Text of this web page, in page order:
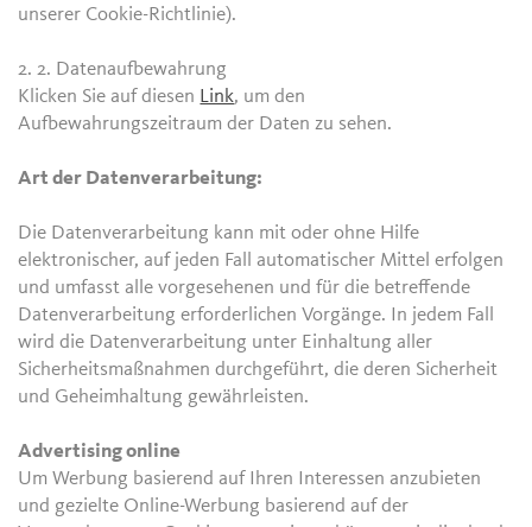
unserer Cookie-Richtlinie).
2. 2. Datenaufbewahrung
Klicken Sie auf diesen Link, um den
Aufbewahrungszeitraum der Daten zu sehen.
Art der Datenverarbeitung:
Die Datenverarbeitung kann mit oder ohne Hilfe
elektronischer, auf jeden Fall automatischer Mittel erfolgen
und umfasst alle vorgesehenen und für die betreffende
Datenverarbeitung erforderlichen Vorgänge. In jedem Fall
wird die Datenverarbeitung unter Einhaltung aller
Sicherheitsmaßnahmen durchgeführt, die deren Sicherheit
und Geheimhaltung gewährleisten.
Advertising online
Um Werbung basierend auf Ihren Interessen anzubieten
und gezielte Online-Werbung basierend auf der